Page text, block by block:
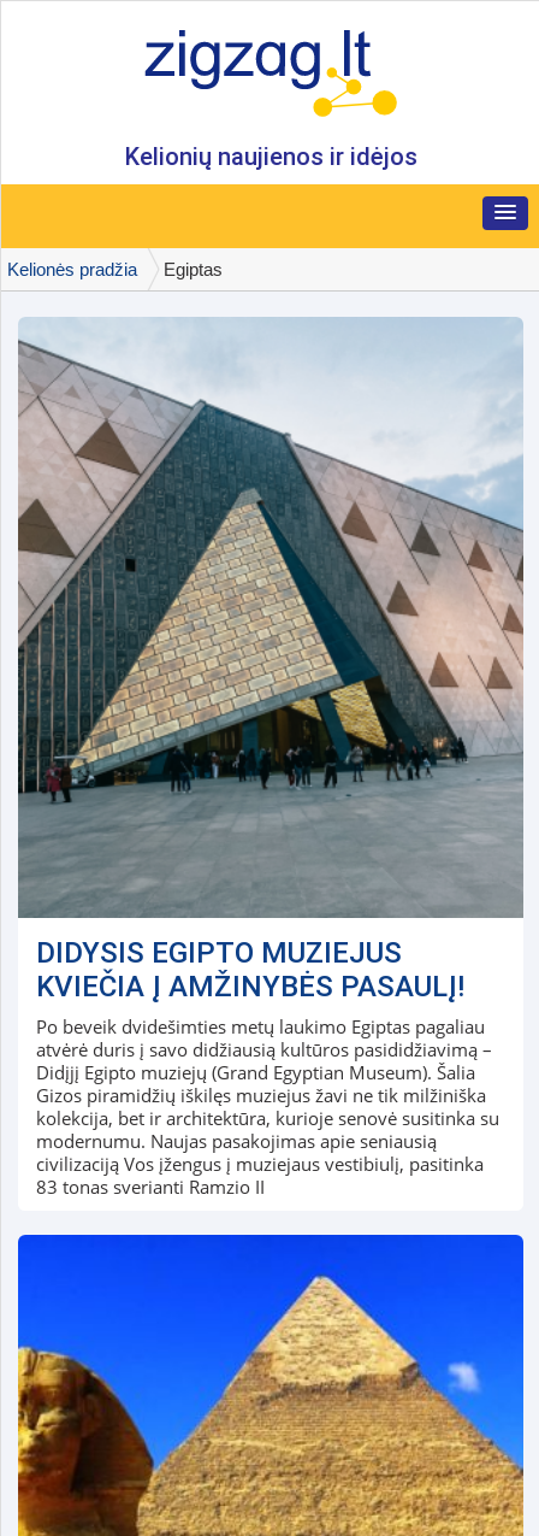
Kelionių naujienos ir idėjos
Kelionės pradžia Egiptas
DIDYSIS EGIPTO MUZIEJUS
KVIEČIA Į AMŽINYBĖS PASAULĮ!
Po beveik dvidešimties metų laukimo Egiptas pagaliau
atvėrė duris į savo didžiausią kultūros pasididžiavimą –
Didįjį Egipto muziejų (Grand Egyptian Museum). Šalia
Gizos piramidžių iškilęs muziejus žavi ne tik milžiniška
kolekcija, bet ir architektūra, kurioje senovė susitinka su
modernumu. Naujas pasakojimas apie seniausią
civilizaciją Vos įžengus į muziejaus vestibiulį, pasitinka
83 tonas sverianti Ramzio II